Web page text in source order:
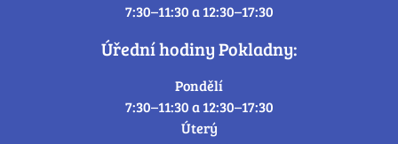
7:30–11:30 a 12:30–17:30
Úřední hodiny Pokladny:
Pondělí
7:30–11:30 a 12:30–17:30
Úterý